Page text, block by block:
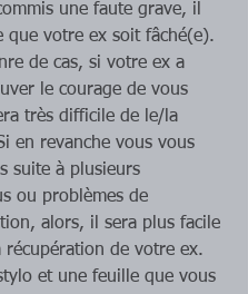
une faute grave, il
que votre ex soit fâché(e).
de cas, si votre ex a
le courage de vous
très difficile de le/la
en revanche vous vous
suite à plusieurs
ou problèmes de
alors, il sera plus facile
récupération de votre ex.
et une feuille que vous